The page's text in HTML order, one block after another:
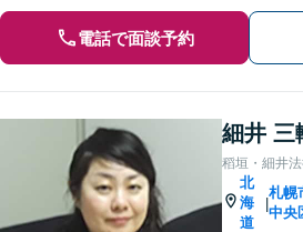
電話で面談予約
細井 三
稻垣・細井
北
海
道
|
札幌
中央